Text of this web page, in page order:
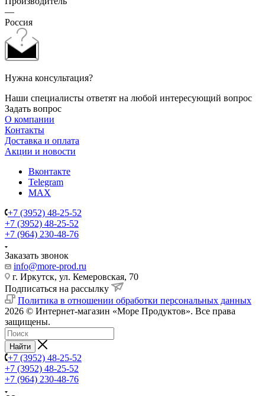
—
Россия
Нужна консультация?
Наши специалисты ответят на любой интересующий вопрос
Задать вопрос
О компании
Контакты
Доставка и оплата
Акции и новости
Вконтакте
Telegram
MAX
+7 (3952) 48-25-52
+7 (3952) 48-25-52
+7 (964) 230-48-76
Заказать звонок
info@more-prod.ru
г. Иркутск, ул. Кемеровская, 70
Подписаться на рассылку
Политика в отношении обработки персональных данных
2026 © Интернет-магазин «Море Продуктов». Все права
защищены.
Найти
+7 (3952) 48-25-52
+7 (3952) 48-25-52
+7 (964) 230-48-76